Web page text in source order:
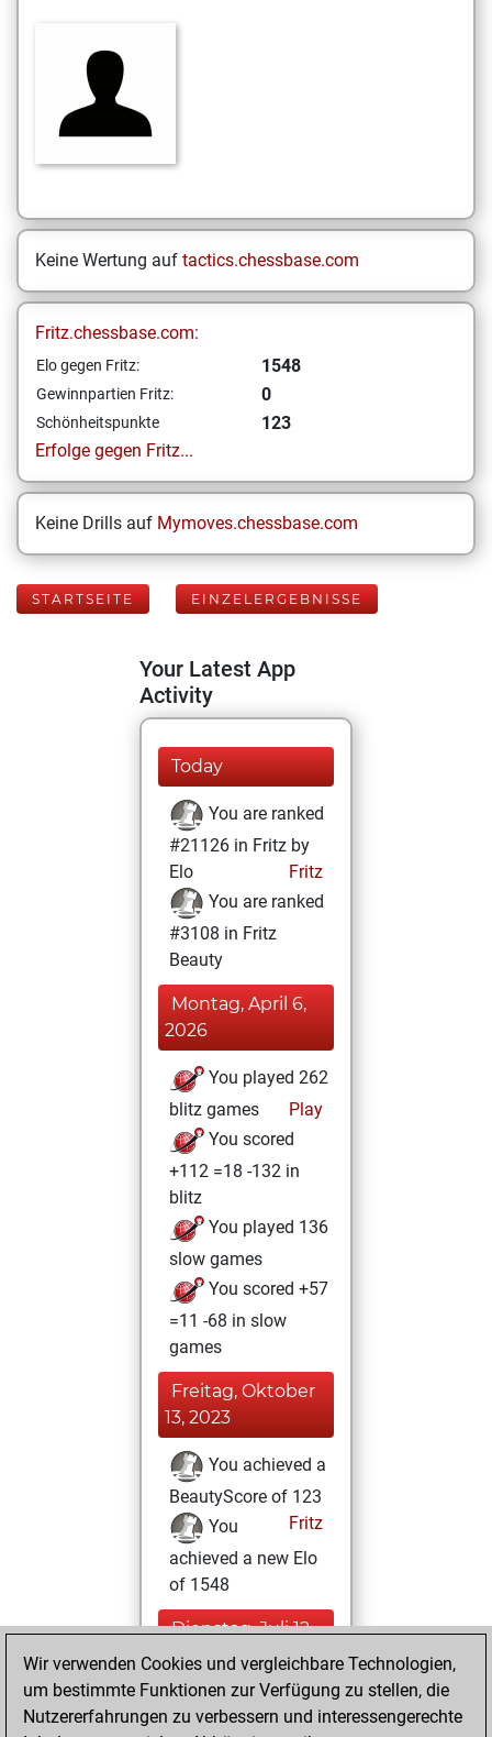
Keine Wertung auf tactics.chessbase.com
Fritz.chessbase.com:
Elo gegen Fritz: 1548
Gewinnpartien Fritz: 0
Schönheitspunkte
123
Erfolge gegen Fritz...
Keine Drills auf Mymoves.chessbase.com
STARTSEITE EINZELERGEBNISSE
Your Latest App
Activity
Today
You are ranked
#21126 in Fritz by
Elo
Fritz
You are ranked
#3108 in Fritz
Beauty
Montag, April 6,
2026
You played 262
blitz games
Play
You scored
+112 =18 -132 in
blitz
You played 136
slow games
You scored +57
=11 -68 in slow
games
Freitag, Oktober
13, 2023
You achieved a
BeautyScore of 123
Fritz
You
achieved a new Elo
of 1548
Dienstag, Juli 12,
2022
You created
Wir verwenden Cookies und vergleichbare Technologien,
um bestimmte Funktionen zur Verfügung zu stellen, die
Nutzererfahrungen zu verbessern und interessengerechte